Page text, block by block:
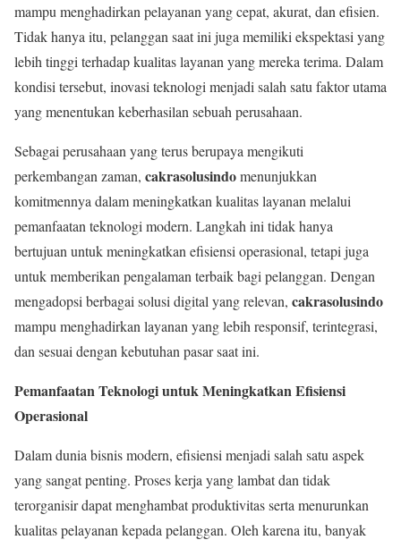
mampu menghadirkan pelayanan yang cepat, akurat, dan efisien.
Tidak hanya itu, pelanggan saat ini juga memiliki ekspektasi yang
lebih tinggi terhadap kualitas layanan yang mereka terima. Dalam
kondisi tersebut, inovasi teknologi menjadi salah satu faktor utama
yang menentukan keberhasilan sebuah perusahaan.
Sebagai perusahaan yang terus berupaya mengikuti
perkembangan zaman, cakrasolusindomenunjukkan
komitmennya dalam meningkatkan kualitas layanan melalui
pemanfaatan teknologi modern. Langkah ini tidak hanya
bertujuan untuk meningkatkan efisiensi operasional, tetapi juga
untuk memberikan pengalaman terbaik bagi pelanggan. Dengan
mengadopsi berbagai solusi digital yang relevan, cakrasolusindo
mampu menghadirkan layanan yang lebih responsif, terintegrasi,
dan sesuai dengan kebutuhan pasar saat ini.
Pemanfaatan Teknologi untuk Meningkatkan Efisiensi
Operasional
Dalam dunia bisnis modern, efisiensi menjadi salah satu aspek
yang sangat penting. Proses kerja yang lambat dan tidak
terorganisir dapat menghambat produktivitas serta menurunkan
kualitas pelayanan kepada pelanggan. Oleh karena itu, banyak